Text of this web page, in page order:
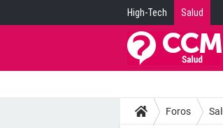
High-Tech Salud
Foros